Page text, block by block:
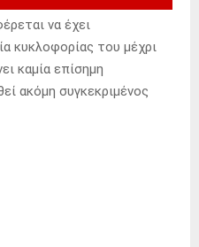
να έχει
κυκλοφορίας του μέχρι
καμία επίσημη
ακόμη συγκεκριμένος